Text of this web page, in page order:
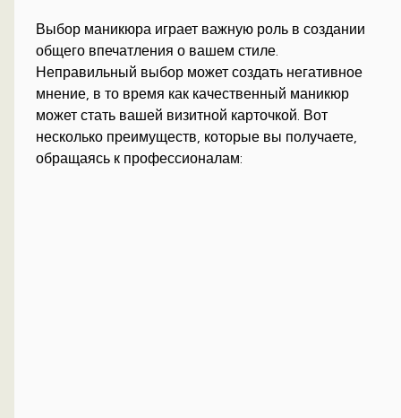
Выбор маникюра играет важную роль в создании
общего впечатления о вашем стиле.
Неправильный выбор может создать негативное
мнение, в то время как качественный маникюр
может стать вашей визитной карточкой. Вот
несколько преимуществ, которые вы получаете,
обращаясь к профессионалам: